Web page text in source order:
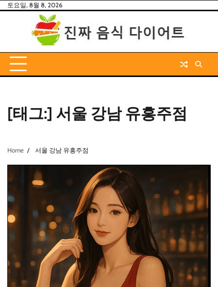
Skip토요일, 8월 8, 2026
[태그:] 서울 강남 유흥주점
Home 서울 강남 유흥주점